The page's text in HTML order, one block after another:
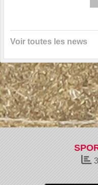
Voir toutes les news